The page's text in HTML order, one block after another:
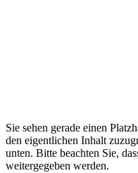
Sie sehen gerade einen
den eigentlichen Inhalt
unten. Bitte beachten Sie,
weitergegeben werden.